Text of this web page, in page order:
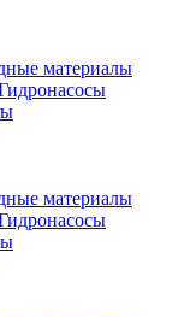
материалы
материалы